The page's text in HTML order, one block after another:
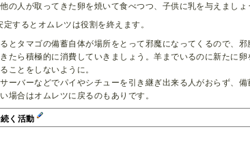
の人が取ってきた卵を焼いて食べつつ、子供に乳を与えましょ
定するとオムレツは役割を終えます。
とタマゴの備蓄自体が場所をとって邪魔になってくるので、邪
たら積極的に消費していきましょう。羊までいるのに新たに卵
ことをしないように。
ーバーなどでパイやシチューを引き継ぎ出来る人がおらず、備
場合はオムレツに戻るのもありです。
続く活動